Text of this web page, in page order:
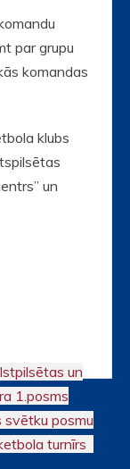
par grupu
komandas
klubs
un
un
1.posms
svētku posmu
turnīrs